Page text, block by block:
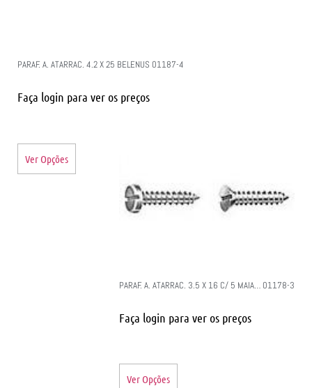
PARAF. A. ATARRAC. 4.2 X 25 BELENUS 01187-4
Faça login para ver os preços
Ver Opções
PARAF. A. ATARRAC. 3.5 X 16 C/ 5 MAIA… 01178-3
Faça login para ver os preços
Ver Opções